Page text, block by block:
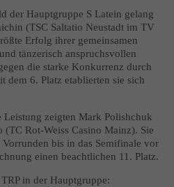
der Hauptgruppe S Latein gelang
(TSC Saltatio Neustadt im TV
Erfolg ihrer gemeinsamen
tänzerisch anspruchsvollen
die starke Konkurrenz durch
dem 6. Platz etablierten sie sich
Leistung zeigten Mark Polishchuk
Rot-Weiss Casino Mainz). Sie
bis in das Semifinale vor
einen beachtlichen 11. Platz.
in der Hauptgruppe: